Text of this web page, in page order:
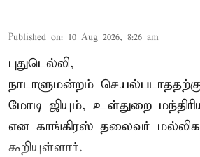
Published on: 10 Aug 2026, 8:26 am
புதுடெல்லி,
நாடாளுமன்றம்
மோடி ஜியும், உள்துறை
என காங்கிரஸ் தலைவர்
கூறியுள்ளார்.